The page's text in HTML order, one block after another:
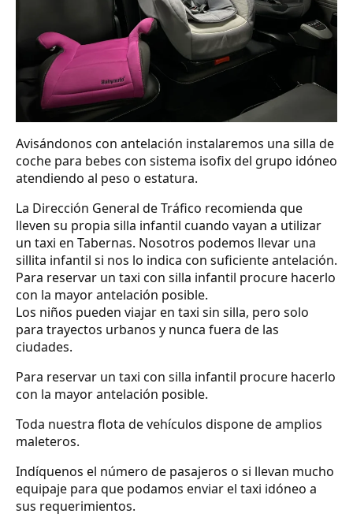
Avisándonos con antelación instalaremos una silla de
coche para bebes con sistema isofix del grupo idóneo
atendiendo al peso o estatura.
La Dirección General de Tráfico recomienda que
lleven su propia silla infantil cuando vayan a utilizar
un taxi en Tabernas. Nosotros podemos llevar una
sillita infantil si nos lo indica con suficiente antelación.
Para reservar un taxi con silla infantil procure hacerlo
con la mayor antelación posible.
Los niños pueden viajar en taxi sin silla, pero solo
para trayectos urbanos y nunca fuera de las
ciudades.
Para reservar un taxi con silla infantil procure hacerlo
con la mayor antelación posible.
Toda nuestra flota de vehículos dispone de amplios
maleteros.
Indíquenos el número de pasajeros o si llevan mucho
equipaje para que podamos enviar el taxi idóneo a
sus requerimientos.